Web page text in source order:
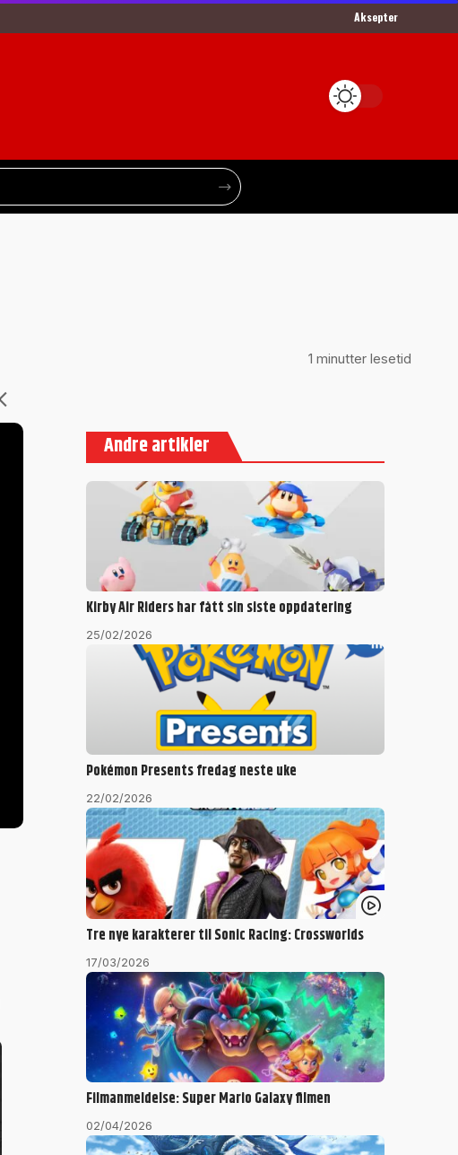
Aksepter
1 minutter lesetid
Andre artikler
Kirby Air Riders har fått sin siste oppdatering
25/02/2026
Pokémon Presents fredag neste uke
22/02/2026
Tre nye karakterer til Sonic Racing: Crossworlds
17/03/2026
Filmanmeldelse: Super Mario Galaxy filmen
02/04/2026